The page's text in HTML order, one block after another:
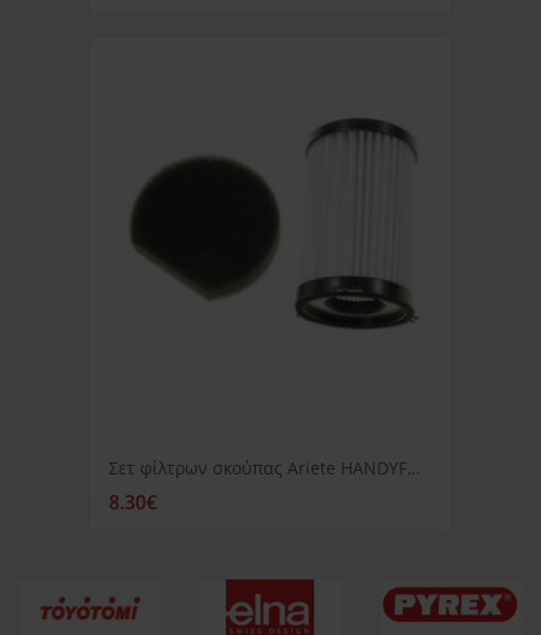
Σετ φίλτρων σκούπας Ariete HANDYFORCE
8.30€